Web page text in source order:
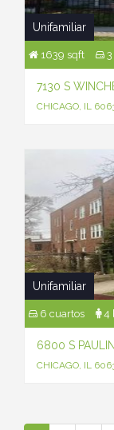
Unifamiliar
1639 sqft
7130 S
CHICAGO, IL
Unifamiliar
6 cuartos 4
6800 S
CHICAGO, IL